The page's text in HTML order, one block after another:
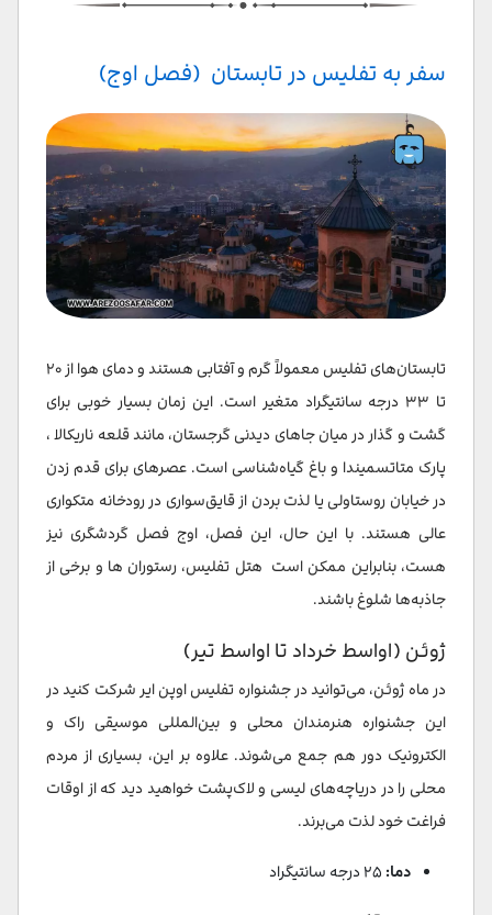
سفر به تفلیس در تابستان (فصل اوج)
تابستان‌های تفلیس معمولاً گرم و آفتابی هستند و دمای هوا از ۲۰
تا ۳۳ درجه سانتیگراد متغیر است. این زمان بسیار خوبی برای
گشت و گذار در میان جاهای دیدنی گرجستان، مانند قلعه ناریکالا ،
پارک متاتسمیندا و باغ گیاه‌شناسی است. عصرهای برای قدم زدن
در خیابان روستاولی یا لذت بردن از قایق‌سواری در رودخانه متکواری
عالی هستند. با این حال، این فصل، اوج فصل گردشگری نیز
هست، بنابراین ممکن است هتل‌ تفلیس، رستوران ها و برخی از
جاذبه‌ها شلوغ باشند.
ژوئن (اواسط خرداد تا اواسط تیر)
در ماه ژوئن، می‌توانید در جشنواره تفلیس اوپن ایر شرکت کنید در
این جشنواره هنرمندان محلی و بین‌المللی موسیقی راک و
الکترونیک دور هم جمع می‌شوند. علاوه بر این، بسیاری از مردم
محلی را در دریاچه‌های لیسی و لاک‌پشت خواهید دید که از اوقات
فراغت خود لذت می‌برند.
دما: ۲۵ درجه سانتیگراد